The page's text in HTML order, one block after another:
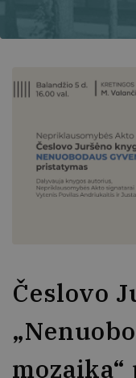
Česlovo